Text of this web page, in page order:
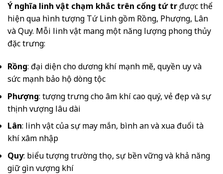
Ý nghĩa linh vật chạm khắc trên cổng tứ trụđược thể
hiện qua hình tượng Tứ Linh gồm Rồng, Phượng, Lân
và Quy. Mỗi linh vật mang một năng lượng phong thủy
đặc trưng:
Rồng: đại diện cho dương khí mạnh mẽ, quyền uy và
sức mạnh bảo hộ dòng tộc
Phượng: tượng trưng cho âm khí cao quý, vẻ đẹp và sự
thịnh vượng lâu dài
Lân: linh vật của sự may mắn, bình an và xua đuổi tà
khí xâm nhập
Quy: biểu tượng trường thọ, sự bền vững và khả năng
giữ gìn vượng khí